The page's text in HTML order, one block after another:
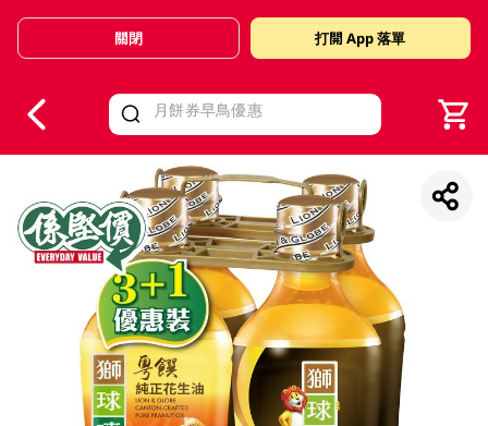
Valid Until 30 June 2026
關閉 打開 App 落單